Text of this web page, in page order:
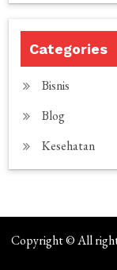
Categories
Bisnis
Blog
Kesehatan
Copyright © All